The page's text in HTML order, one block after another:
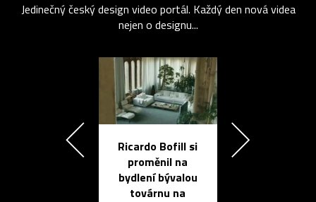
Jedinečný český design video portál. Každý den nová videa
nejen o designu...
Ricardo Bofill si
proměnil na
bydlení bývalou
továrnu na